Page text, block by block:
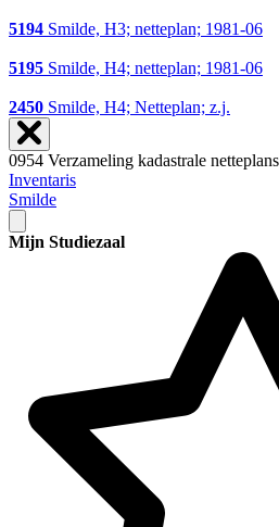
5194 Smilde, H3; netteplan; 1981-06
5195 Smilde, H4; netteplan; 1981-06
2450 Smilde, H4; Netteplan; z.j.
0954 Verzameling kadastrale
Inventaris
Smilde
Mijn Studiezaal